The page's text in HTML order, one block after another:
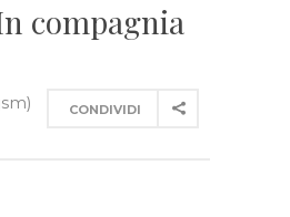
compagnia
CONDIVIDI